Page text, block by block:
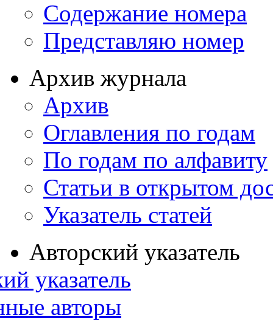
Содержание номера
Представляю номер
Архив журнала
Архив
Оглавления по годам
По годам по алфавиту
Статьи в открытом
Указатель статей
Авторский указатель
указатель
авторы